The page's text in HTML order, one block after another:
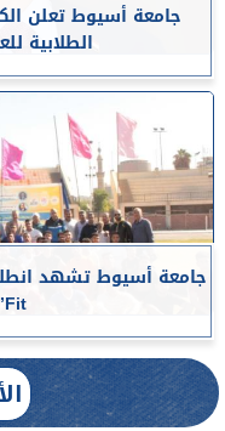
جامعة أسيوط تعلن
الطلابية للعام
Fit” بالتعاون مع...